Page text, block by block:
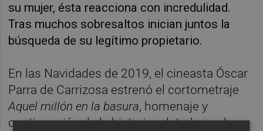
su mujer, ésta reacciona con incredulidad.
Tras muchos sobresaltos inician juntos la
búsqueda de su legítimo propietario.
En las Navidades de 2019, el cineasta Óscar
Parra de Carrizosa estrenó el cortometraje
Aquel millón en la basura, homenaje y
continuación de la historia relatada por la